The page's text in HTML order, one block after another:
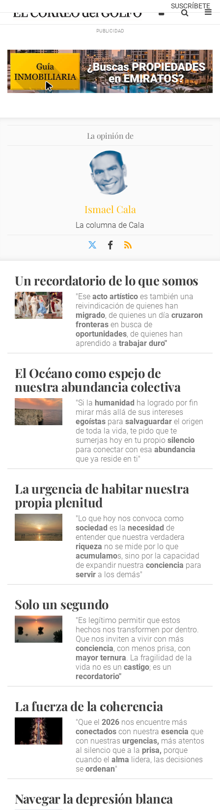
SUSCRÍBETE
La opinión de
Ismael Cala
La columna de Cala
Un recordatorio de lo que somos
"Eseacto artístico es también una
reivindicación de quienes han
migrado, de quienes un díacruzaron
fronterasen busca de
oportunidades, de quienes han
aprendido atrabajar duro"
El Océano como espejo de
nuestra abundancia colectiva
"Si la humanidad ha logrado por fin
mirar más allá de sus intereses
egoístas parasalvaguardar el origen
de toda la vida, te pido que te
sumerjas hoy en tu propio silencio
para conectar con esaabundancia
que ya reside en ti"
La urgencia de habitar nuestra
propia plenitud
"Lo que hoy nos convoca como
sociedades lanecesidad de
entender que nuestra verdadera
riqueza no se mide por lo que
acumulamos, sino por la capacidad
de expandir nuestraconciencia para
servir a los demás"
Solo un segundo
"Es legítimo permitir que estos
hechos nos transformen por dentro.
Que nos inviten a vivir con más
conciencia, con menos prisa, con
mayor ternura. La fragilidad de la
vida no es uncastigo; es un
recordatorio"
La fuerza de la coherencia
"Que el 2026 nos encuentre más
conectados con nuestra esencia que
con nuestrasurgencias, más atentos
al silencio que a la prisa, porque
cuando elalma lidera, las decisiones
seordenan"
Navegar la depresión blanca